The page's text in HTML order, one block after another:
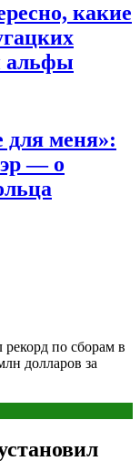
какие
альфы
меня»:
— о
рекорд по сборам в
долларов за